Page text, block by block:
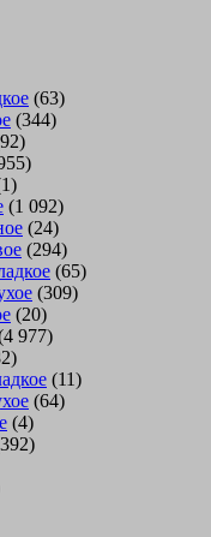
(63)
(344)
(1 092)
(24)
(294)
(65)
(309)
(20)
977)
(11)
(64)
(4)